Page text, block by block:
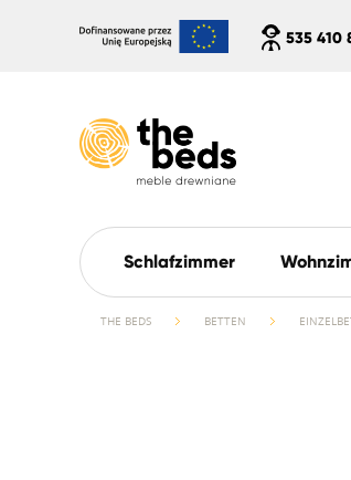
535 410
Schlafzimmer
THE BEDS BETTEN